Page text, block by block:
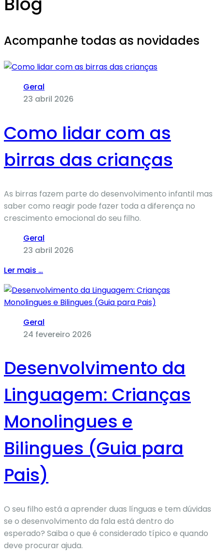
Acompanhe todas as novidades
Geral
23 abril 2026
Como lidar com as
birras das crianças
As birras fazem parte do desenvolvimento infantil mas
saber como reagir pode fazer toda a diferença no
crescimento emocional do seu filho.
Geral
23 abril 2026
Ler mais …
Geral
24 fevereiro 2026
Desenvolvimento da
Linguagem: Crianças
Monolingues e
Bilingues (Guia para
Pais)
O seu filho está a aprender duas línguas e tem dúvidas
se o desenvolvimento da fala está dentro do
esperado? Saiba o que é considerado típico e quando
deve procurar ajuda.